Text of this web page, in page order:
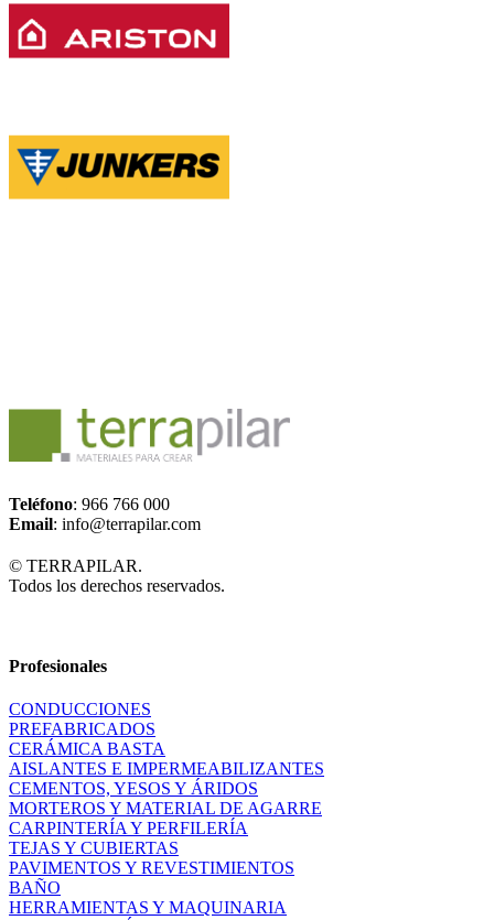
Teléfono: 966 766 000
Email: info@terrapilar.com
© TERRAPILAR.
Todos los derechos reservados.
Profesionales
CONDUCCIONES
PREFABRICADOS
CERÁMICA BASTA
AISLANTES E IMPERMEABILIZANTES
CEMENTOS, YESOS Y ÁRIDOS
MORTEROS Y MATERIAL DE AGARRE
CARPINTERÍA Y PERFILERÍA
TEJAS Y CUBIERTAS
PAVIMENTOS Y REVESTIMIENTOS
BAÑO
HERRAMIENTAS Y MAQUINARIA